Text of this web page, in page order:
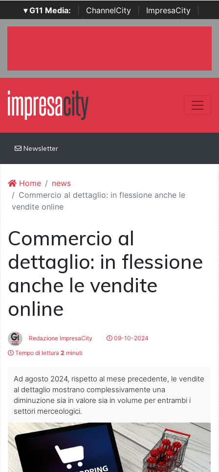
▾ G11 Media: ChannelCity ImpresaCity
SecurityOpenLab | Italian Channel Awards | Italian
Newsletter
Home
news
Commercio al dettaglio: in flessione anche le
vendite online
Commercio al
dettaglio: in flessione
anche le vendite
online
Redazione ImpresaCity
09-10-2024
Tempo di lettura 2 minuti
Ad agosto 2024, rispetto al mese precedente, le vendite
al dettaglio mostrano complessivamente una
diminuzione sia in valore sia in volume per entrambi i
settori merceologici.